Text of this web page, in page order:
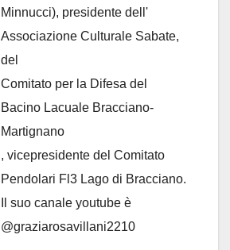
Minnucci), presidente dell'
Associazione Culturale Sabate,
del
Comitato per la Difesa del
Bacino Lacuale Bracciano-
Martignano
, vicepresidente del Comitato
Pendolari Fl3 Lago di Bracciano.
Il suo canale youtube è
@graziarosavillani2210